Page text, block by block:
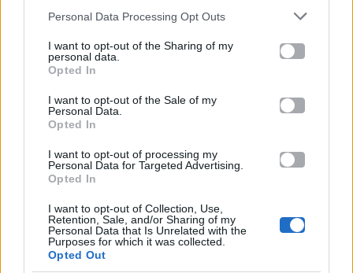
This information may also be disclosed by us to third parties
disclose it to other third parties.
Please note that this website/app uses one or more Google
services and may gather and store information including but
not limited to your visit or usage behaviour. You may click to
grant or deny consent to Google and its third-party tags to
consent section.
Personal Data Processing Opt Outs
I want to opt-out of the Sharing of my
personal data.
Opted In
I want to opt-out of the Sale of my
Personal Data.
Opted In
I want to opt-out of processing my
Personal Data for Targeted Advertising.
Opted In
I want to opt-out of Collection, Use,
Retention, Sale, and/or Sharing of my
Personal Data that Is Unrelated with the
Purposes for which it was collected.
Opted Out
Gossip
Televisione
Programmi TV
Amici
Ballando Con Le Stelle
Grande Fratello
Isola Dei Famosi